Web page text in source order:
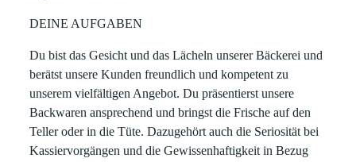
DEINE AUFGABEN
Du bist das Gesicht und das Lächeln unserer Bäckerei und
berätst unsere Kunden freundlich und kompetent zu
unserem vielfältigen Angebot. Du präsentierst unsere
Backwaren ansprechend und bringst die Frische auf den
Teller oder in die Tüte. Dazugehört auch die Seriosität bei
Kassiervorgängen und die Gewissenhaftigkeit in Bezug